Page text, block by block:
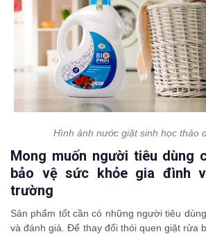
Hình ảnh nước giặt sinh học thảo
Mong muốn người tiêu dùng
bảo vệ sức khỏe gia đình
trường
Sản phẩm tốt cần có những người tiêu
và đánh giá. Để thay đổi thói quen giặt rửa